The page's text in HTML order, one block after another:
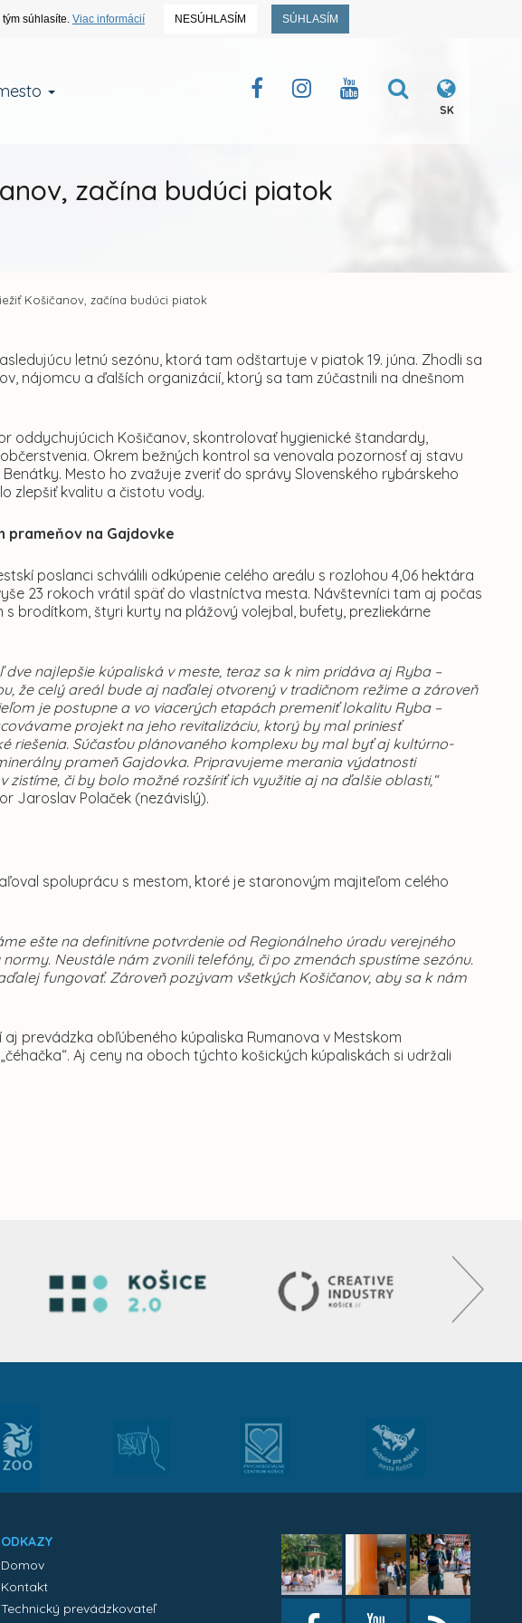
súhlasíte. Viac informácií NESÚHLASÍM SÚHLASÍM
SK
začína budúci piatok
Košičanov, začína budúci piatok
letnú sezónu, ktorá tam odštartuje v piatok 19. júna. Zhodli sa
nájomcu a ďalších organizácií, ktorý sa tam zúčastnili na dnešnom
oddychujúcich Košičanov, skontrolovať hygienické štandardy,
Okrem bežných kontrol sa venovala pozornosť aj stavu
Mesto ho zvažuje zveriť do správy Slovenského rybárskeho
zlepšiť kvalitu a čistotu vody.
prameňov na Gajdovke
poslanci schválili odkúpenie celého areálu s rozlohou 4,06 hektára
23 rokoch vrátil späť do vlastníctva mesta. Návštevníci tam aj počas
brodítkom, štyri kurty na plážový volejbal, bufety, prezliekárne
najlepšie kúpaliská v meste, teraz sa k nim pridáva aj Ryba –
že celý areál bude aj naďalej otvorený v tradičnom režime a zároveň
je postupne a vo viacerých etapách premeniť lokalitu Ryba –
projekt na jeho revitalizáciu, ktorý by mal priniesť
riešenia. Súčasťou plánovaného komplexu by mal byť aj kultúrno-
prameň Gajdovka. Pripravujeme merania výdatnosti
či by bolo možné rozšíriť ich využitie aj na ďalšie oblasti,“
Jaroslav Polaček (nezávislý).
spoluprácu s mestom, ktoré je staronovým majiteľom celého
ešte na definitívne potvrdenie od Regionálneho úradu verejného
Neustále nám zvonili telefóny, či po zmenách spustíme sezónu.
fungovať. Zároveň pozývam všetkých Košičanov, aby sa k nám
prevádzka obľúbeného kúpaliska Rumanova v Mestskom
Aj ceny na oboch týchto košických kúpaliskách si udržali
ODKAZY
Domov
Kontakt
Technický prevádzkovateľ